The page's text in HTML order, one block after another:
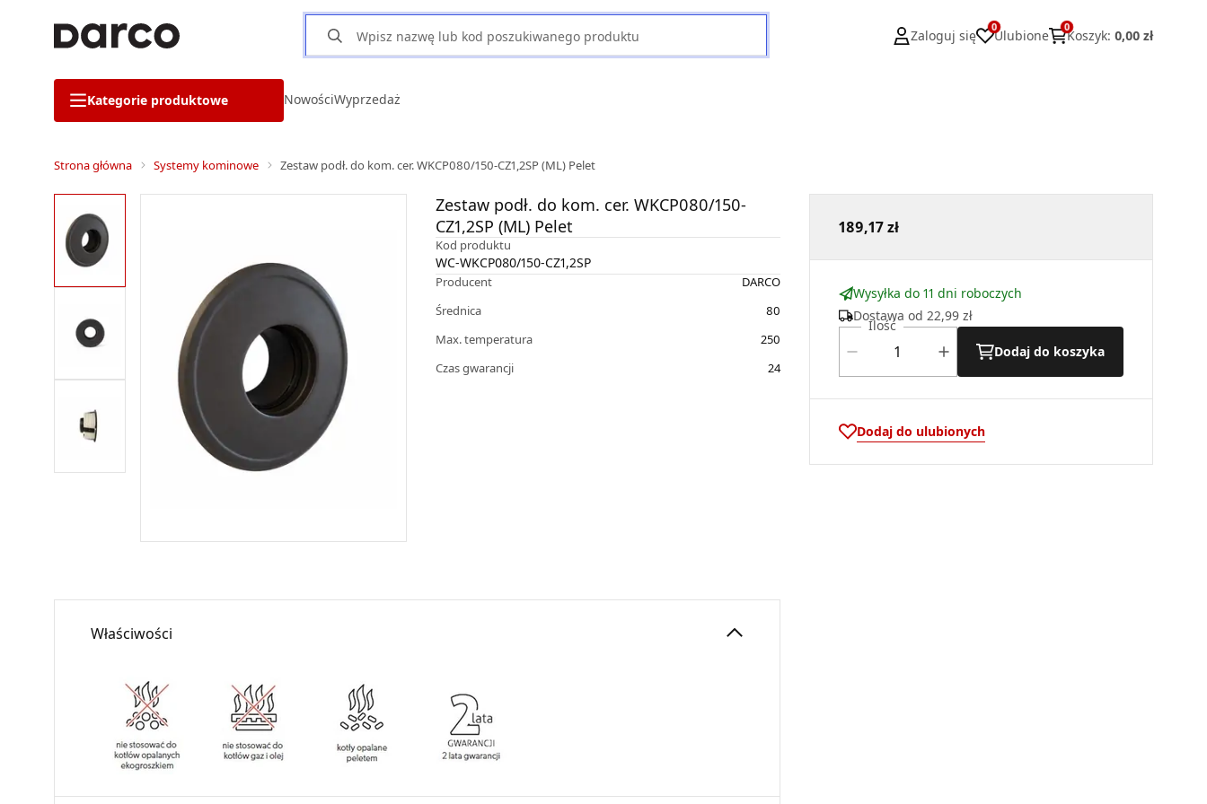
Zaloguj się
0
Ulubione
0
Koszyk: 0,00 zł
Kategorie produktowe NowościWyprzedaż
Strona główna Systemy kominowe Zestaw podł. do kom. cer. WKCP080/150-CZ1,2SP (ML) Pelet
Zestaw podł. do kom. cer. WKCP080/150-
CZ1,2SP (ML) Pelet
Kod produktu
WC-WKCP080/150-CZ1,2SP
Producent
DARCO
Średnica
80
Max. temperatura
250
Czas gwarancji
24
189,17 zł
Wysyłka do 11 dni roboczych
Dostawa od 22,99 zł
Ilość
Dodaj do koszyka
Dodaj do ulubionych
Właściwości